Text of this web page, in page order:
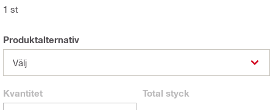
1 st
Produktalternativ
Välj
Kvantitet Total styck